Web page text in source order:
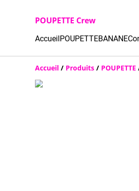
POUPETTE Crew
AccueilPOUPETTEBANANE
Accueil / Produits / POUPETTE